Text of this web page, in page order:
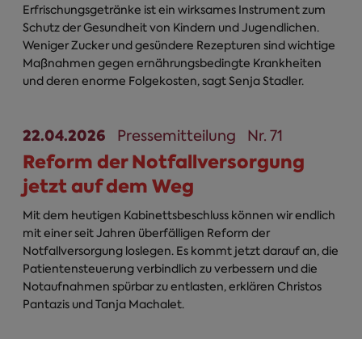
Erfrischungsgetränke ist ein wirksames Instrument zum
Schutz der Gesundheit von Kindern und Jugendlichen.
Weniger Zucker und gesündere Rezepturen sind wichtige
Maßnahmen gegen ernährungsbedingte Krankheiten
und deren enorme Folgekosten, sagt Senja Stadler.
22.04.2026 Pressemitteilung Nr. 71
Reform der Notfallversorgung
jetzt auf dem Weg
Mit dem heutigen Kabinettsbeschluss können wir endlich
mit einer seit Jahren überfälligen Reform der
Notfallversorgung loslegen. Es kommt jetzt darauf an, die
Patientensteuerung verbindlich zu verbessern und die
Notaufnahmen spürbar zu entlasten, erklären Christos
Pantazis und Tanja Machalet.